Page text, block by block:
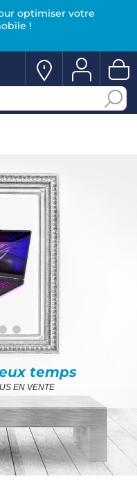
optimiser votre
!
temps
EN VENTE